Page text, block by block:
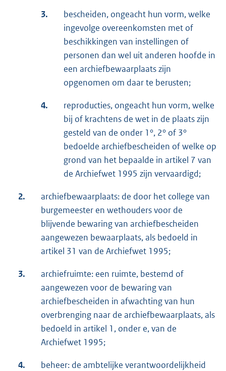
3.
bescheiden, ongeacht hun vorm, welke
ingevolge overeenkomsten met of
beschikkingen van instellingen of
personen dan wel uit anderen hoofde in
een archiefbewaarplaats zijn
opgenomen om daar te berusten;
4.
reproducties, ongeacht hun vorm, welke
bij of krachtens de wet in de plaats zijn
gesteld van de onder 1°, 2° of 3°
bedoelde archiefbescheiden of welke op
grond van het bepaalde in artikel 7 van
de Archiefwet 1995 zijn vervaardigd;
2.
archiefbewaarplaats: de door het college van
burgemeester en wethouders voor de
blijvende bewaring van archiefbescheiden
aangewezen bewaarplaats, als bedoeld in
artikel 31 van de Archiefwet 1995;
3.
archiefruimte: een ruimte, bestemd of
aangewezen voor de bewaring van
archiefbescheiden in afwachting van hun
overbrenging naar de archiefbewaarplaats, als
bedoeld in artikel 1, onder e, van de
Archiefwet 1995;
4.
beheer: de ambtelijke verantwoordelijkheid